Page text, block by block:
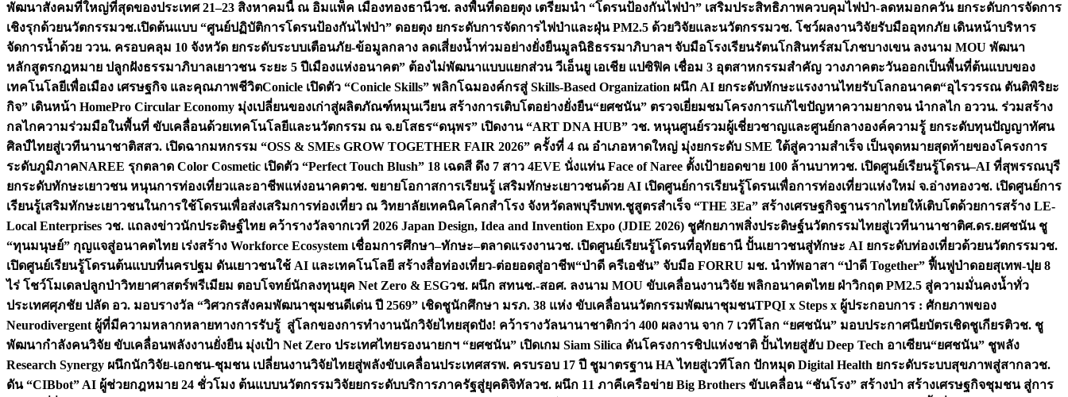
พัฒนาสังคมที่ใหญ่ที่สุดของประเทศ 21–23 สิงหาคมนี้ ณ อิมแพ็ค เมืองทองธานีวช. ลงพื้นที่ดอยตุง เตรียมนำ “โดรนป้องกันไฟป่า” เสริมประสิทธิภาพควบคุมไฟป่า-ลดหมอกควัน ยกระดับการจัดการ
เชิงรุกด้วยนวัตกรรมวช.เปิดต้นแบบ “ศูนย์ปฏิบัติการโดรนป้องกันไฟป่า” ดอยตุง ยกระดับการจัดการไฟป่าและฝุ่น PM2.5 ด้วยวิจัยและนวัตกรรมวช. โชว์ผลงานวิจัยรับมืออุทกภัย เดินหน้าบริหาร
จัดการน้ำด้วย ววน. ครอบคลุม 10 จังหวัด ยกระดับระบบเตือนภัย-ข้อมูลกลาง ลดเสี่ยงน้ำท่วมอย่างยั่งยืนมูลนิธิธรรมาภิบาลฯ จับมือโรงเรียนรัตนโกสินทร์สมโภชบางเขน ลงนาม MOU พัฒนา
หลักสูตรกฎหมาย ปลูกฝังธรรมาภิบาลเยาวชน ระยะ 5 ปีเมืองแห่งอนาคต” ต้องไม่พัฒนาแบบแยกส่วน วีเอ็นยู เอเชีย แปซิฟิค เชื่อม 3 อุตสาหกรรมสำคัญ วางภาคตะวันออกเป็นพื้นที่ต้นแบบของ
เทคโนโลยีเพื่อเมือง เศรษฐกิจ และคุณภาพชีวิตConicle เปิดตัว “Conicle Skills” พลิกโฉมองค์กรสู่ Skills-Based Organization ผนึก AI ยกระดับทักษะแรงงานไทยรับโลกอนาคต“อุไรวรรณ ตันติพิริยะ
กิจ” เดินหน้า HomePro Circular Economy มุ่งเปลี่ยนของเก่าสู่ผลิตภัณฑ์หมุนเวียน สร้างการเติบโตอย่างยั่งยืน“ยศชนัน” ตรวจเยี่ยมชมโครงการแก้ไขปัญหาความยากจน นำกลไก อววน. ร่วมสร้าง
กลไกความร่วมมือในพื้นที่ ขับเคลื่อนด้วยเทคโนโลยีและนวัตกรรม ณ จ.ยโสธร“ดนุพร” เปิดงาน “ART DNA HUB” วช. หนุนศูนย์รวมผู้เชี่ยวชาญและศูนย์กลางองค์ความรู้ ยกระดับทุนปัญญาทัศน
ศิลป์ไทยสู่เวทีนานาชาติสสว. เปิดฉากมหกรรม “OSS & SMEs GROW TOGETHER FAIR 2026” ครั้งที่ 4 ณ อำเภอหาดใหญ่ มุ่งยกระดับ SME ใต้สู่ความสำเร็จ เป็นจุดหมายสุดท้ายของโครงการ
ระดับภูมิภาคNAREE รุกตลาด Color Cosmetic เปิดตัว “Perfect Touch Blush” 18 เฉดสี ดึง 7 สาว 4EVE นั่งแท่น Face of Naree ตั้งเป้ายอดขาย 100 ล้านบาทวช. เปิดศูนย์เรียนรู้โดรน–AI ที่สุพรรณบุรี
ยกระดับทักษะเยาวชน หนุนการท่องเที่ยวและอาชีพแห่งอนาคตวช. ขยายโอกาสการเรียนรู้ เสริมทักษะเยาวชนด้วย AI เปิดศูนย์การเรียนรู้โดรนเพื่อการท่องเที่ยวแห่งใหม่ จ.อ่างทองวช. เปิดศูนย์การ
เรียนรู้เสริมทักษะเยาวชนในการใช้โดรนเพื่อส่งเสริมการท่องเที่ยว ณ วิทยาลัยเทคนิคโคกสำโรง จังหวัดลพบุรีบพท.ชูสูตรสำเร็จ “THE 3Ea” สร้างเศรษฐกิจฐานรากไทยให้เติบโตด้วยการสร้าง LE-
Local Enterprises วช. แถลงข่าวนักประดิษฐ์ไทย คว้ารางวัลจากเวที 2026 Japan Design, Idea and Invention Expo (JDIE 2026) ชูศักยภาพสิ่งประดิษฐ์นวัตกรรมไทยสู่เวทีนานาชาติศ.ดร.ยศชนัน ชู
“ทุนมนุษย์” กุญแจสู่อนาคตไทย เร่งสร้าง Workforce Ecosystem เชื่อมการศึกษา–ทักษะ–ตลาดแรงงานวช. เปิดศูนย์เรียนรู้โดรนที่อุทัยธานี ปั้นเยาวชนสู่ทักษะ AI ยกระดับท่องเที่ยวด้วยนวัตกรรมวช.
เปิดศูนย์เรียนรู้โดรนต้นแบบที่นครปฐม ดันเยาวชนใช้ AI และเทคโนโลยี สร้างสื่อท่องเที่ยว-ต่อยอดสู่อาชีพ“ป่าดี ครีเอชัน” จับมือ FORRU มช. นำทัพอาสา “ป่าดี Together” ฟื้นฟูป่าดอยสุเทพ-ปุย 8
ไร่ โชว์โมเดลปลูกป่าวิทยาศาสตร์พรีเมียม ตอบโจทย์นักลงทุนยุค Net Zero & ESGวช. ผนึก สทนช.-สอศ. ลงนาม MOU ขับเคลื่อนงานวิจัย พลิกอนาคตไทย ฝ่าวิกฤต PM2.5 สู่ความมั่นคงน้ำทั่ว
ประเทศศุภชัย ปลัด อว. มอบรางวัล “วิศวกรสังคมพัฒนาชุมชนดีเด่น ปี 2569” เชิดชูนักศึกษา มรภ. 38 แห่ง ขับเคลื่อนนวัตกรรมพัฒนาชุมชนTPQI x Steps x ผู้ประกอบการ : ศักยภาพของ
Neurodivergent ผู้ที่มีความหลากหลายทางการรับรู้ สู่โลกของการทำงานนักวิจัยไทยสุดปัง! คว้ารางวัลนานาชาติกว่า 400 ผลงาน จาก 7 เวทีโลก “ยศชนัน” มอบประกาศนียบัตรเชิดชูเกียรติวช. ชู
พัฒนากำลังคนวิจัย ขับเคลื่อนพลังงานยั่งยืน มุ่งเป้า Net Zero ประเทศไทยรองนายกฯ “ยศชนัน” เปิดเกม Siam Silica ดันโครงการชิปแห่งชาติ ปั้นไทยสู่ฮับ Deep Tech อาเซียน“ยศชนัน” ชูพลัง
Research Synergy ผนึกนักวิจัย-เอกชน-ชุมชน เปลี่ยนงานวิจัยไทยสู่พลังขับเคลื่อนประเทศสรพ. ครบรอบ 17 ปี ชูมาตรฐาน HA ไทยสู่เวทีโลก ปักหมุด Digital Health ยกระดับระบบสุขภาพสู่สากลวช.
ดัน “CIBbot” AI ผู้ช่วยกฎหมาย 24 ชั่วโมง ต้นแบบนวัตกรรมวิจัยยกระดับบริการภาครัฐสู่ยุคดิจิทัลวช. ผนึก 11 ภาคีเครือข่าย Big Brothers ขับเคลื่อน “ชันโรง” สร้างป่า สร้างเศรษฐกิจชุมชน สู่การ